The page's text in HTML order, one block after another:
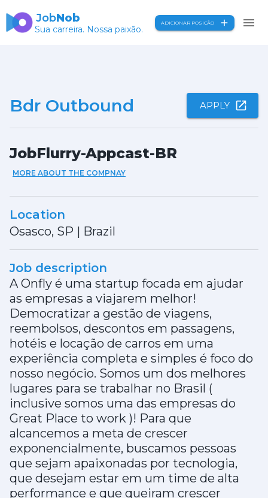
JobNob
Sua carreira. Nossa paixão.
ADICIONAR POSIÇÃO
Bdr Outbound APPLY
JobFlurry-Appcast-BR
MORE ABOUT THE COMPNAY
Location
Osasco, SP | Brazil
Job description
A Onfly é uma startup focada em ajudar
as empresas a viajarem melhor!
Democratizar a gestão de viagens,
reembolsos, descontos em passagens,
hotéis e locação de carros em uma
experiência completa e simples é foco do
nosso negócio. Somos um dos melhores
lugares para se trabalhar no Brasil (
inclusive somos uma das empresas do
Great Place to work )! Para que
alcancemos a meta de crescer
exponencialmente, buscamos pessoas
que sejam apaixonadas por tecnologia,
que desejam estar em um time de alta
performance e que queiram crescer